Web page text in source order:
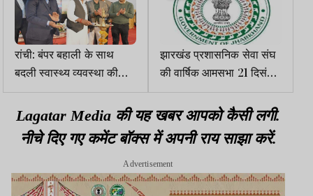
रांची: बंपर बहाली के साथ
बदली स्वास्थ्य व्यवस्था की
तस्वीर, स्वास्थ्य मंत्री ने गिनाईं
योजनाएं
झारखंड प्रशासनिक सेवा संघ
की वार्षिक आमसभा 21 दिसंबर
को
Lagatar Media की यह खबर आपको कैसी लगी.
नीचे दिए गए कमेंट बॉक्स में अपनी राय साझा करें.
Advertisement